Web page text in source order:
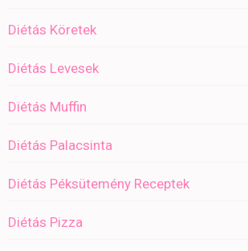
Diétás Köretek
Diétás Levesek
Diétás Muffin
Diétás Palacsinta
Diétás Péksütemény Receptek
Diétás Pizza